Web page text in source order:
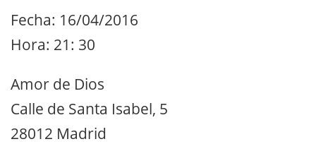
Fecha: 16/04/2016
Hora: 21: 30
Amor de Dios
Calle de Santa Isabel, 5
28012 Madrid